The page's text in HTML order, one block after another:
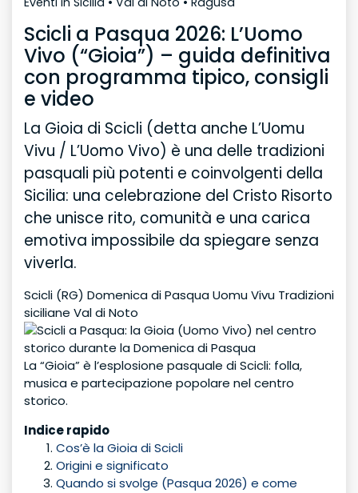
Scicli a Pasqua 2026: L’Uomo
Vivo (“Gioia”) – guida definitiva
con programma tipico, consigli
e video
La Gioia di Scicli (detta anche L’Uomu
Vivu / L’Uomo Vivo) è una delle tradizioni
pasquali più potenti e coinvolgenti della
Sicilia: una celebrazione del Cristo Risorto
che unisce rito, comunità e una carica
emotiva impossibile da spiegare senza
viverla.
Scicli (RG) Domenica di PasquaUomu Vivu Tradizioni
siciliane Val di Noto
La “Gioia” è l’esplosione pasquale di Scicli: folla,
musica e partecipazione popolare nel centro
storico.
Indice rapido
Cos’è la Gioia di Scicli
Origini e significato
Quando si svolge (Pasqua 2026) e come